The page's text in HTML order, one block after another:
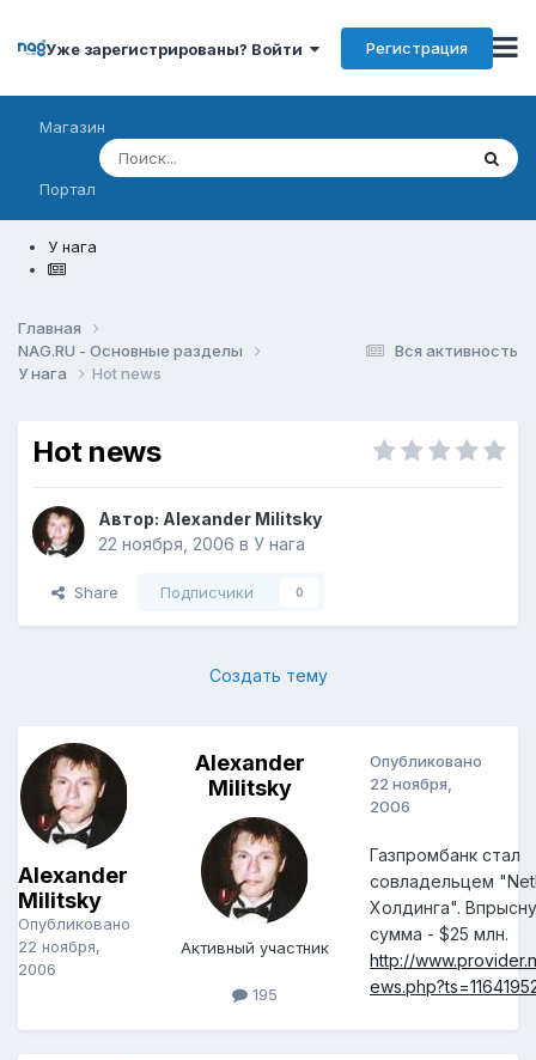
Уже зарегистрированы? Войти Регистрация
Магазин
Портал
У нага
Вся активность
Главная
NAG.RU - Основные разделы
У нага
Hot news
Hot news
Автор: Alexander Militsky
22 ноября, 2006 в У нага
Share Подписчики 0
Создать тему
Alexander
Militsky
Опубликовано
22 ноября,
2006
Alexander
Militsky
Активный участник
195
Опубликовано
22 ноября,
2006
Газпромбанк стал
совладельцем
Холдинга".
сумма - $25 млн.
http://